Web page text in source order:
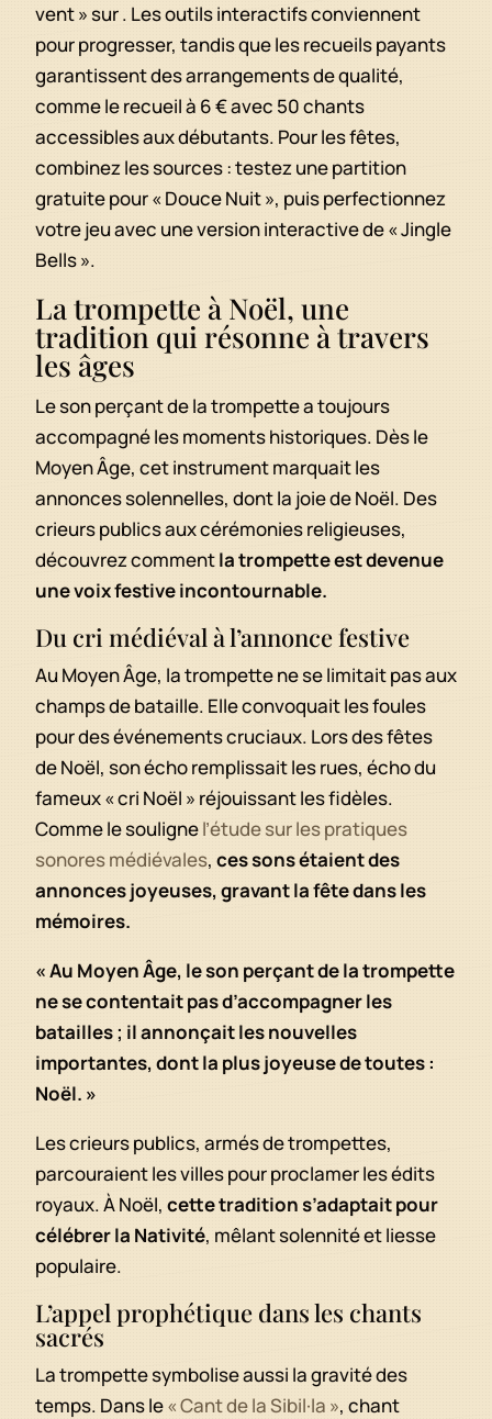
vent » sur . Les outils interactifs conviennent
pour progresser, tandis que les recueils payants
garantissent des arrangements de qualité,
comme le recueil à 6 € avec 50 chants
accessibles aux débutants. Pour les fêtes,
combinez les sources : testez une partition
gratuite pour « Douce Nuit », puis perfectionnez
votre jeu avec une version interactive de « Jingle
Bells ».
La trompette à Noël, une
tradition qui résonne à travers
les âges
Le son perçant de la trompette a toujours
accompagné les moments historiques. Dès le
Moyen Âge, cet instrument marquait les
annonces solennelles, dont la joie de Noël. Des
crieurs publics aux cérémonies religieuses,
découvrez commentla trompette est devenue
une voix festive incontournable.
Du cri médiéval à l’annonce festive
Au Moyen Âge, la trompette ne se limitait pas aux
champs de bataille. Elle convoquait les foules
pour des événements cruciaux. Lors des fêtes
de Noël, son écho remplissait les rues, écho du
fameux « cri Noël » réjouissant les fidèles.
Comme le soulignel’étude sur les pratiques
sonores médiévales, ces sons étaient des
annonces joyeuses, gravant la fête dans les
mémoires.
« Au Moyen Âge, le son perçant de la trompette
ne se contentait pas d’accompagner les
batailles ; il annonçait les nouvelles
importantes, dont la plus joyeuse de toutes :
Noël. »
Les crieurs publics, armés de trompettes,
parcouraient les villes pour proclamer les édits
royaux. À Noël, cette tradition s’adaptait pour
célébrer la Nativité, mêlant solennité et liesse
populaire.
L’appel prophétique dans les chants
sacrés
La trompette symbolise aussi la gravité des
temps. Dans le« Cant de la Sibil·la », chant